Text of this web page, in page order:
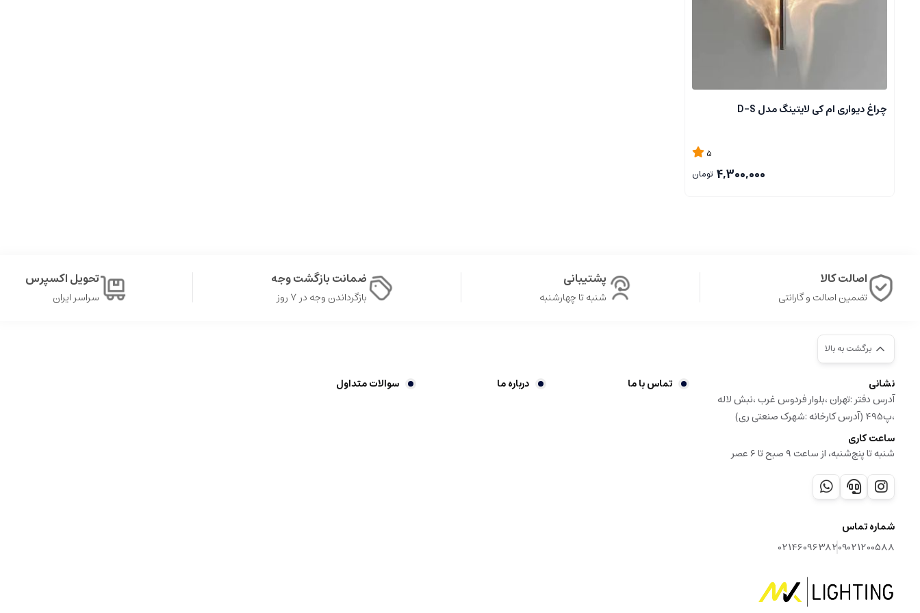
چراغ دیواری ام کی لایتینگ مدل D-S
5
4,300,000 تومان
اصالت کالا
تضمین اصالت و گارانتی
پشتیبانی
شنبه تا چهارشنبه
ضمانت بازگشت وجه
بازگرداندن وجه در ۷ روز
تحویل اکسپرس
سراسر ایران
برگشت به بالا
نشانی
آدرس دفتر :تهران ،بلوار فردوس غرب ،نبش لاله
،پ495 (آدرس کارخانه :شهرک صنعتی ری)
ساعت کاری
شنبه تا پنج‌شنبه، از ساعت ۹ صبح تا 6 عصر
شماره تماس
09021200588
02146096382
تماس با ما درباره ما سوالات متداول